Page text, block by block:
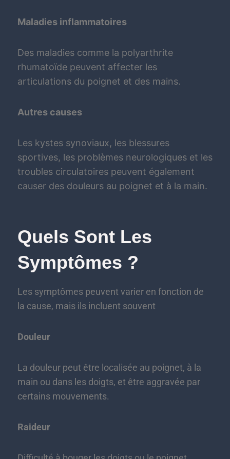
Maladies inflammatoires
Des maladies comme la polyarthrite
rhumatoïde peuvent affecter les
articulations du poignet et des mains.
Autres causes
Les kystes synoviaux, les blessures
sportives, les problèmes neurologiques et les
troubles circulatoires peuvent également
causer des douleurs au poignet et à la main.
Quels Sont Les
Symptômes ?
Les symptômes peuvent varier en fonction de
la cause, mais ils incluent souvent
Douleur
La douleur peut être localisée au poignet, à la
main ou dans les doigts, et être aggravée par
certains mouvements.
Raideur